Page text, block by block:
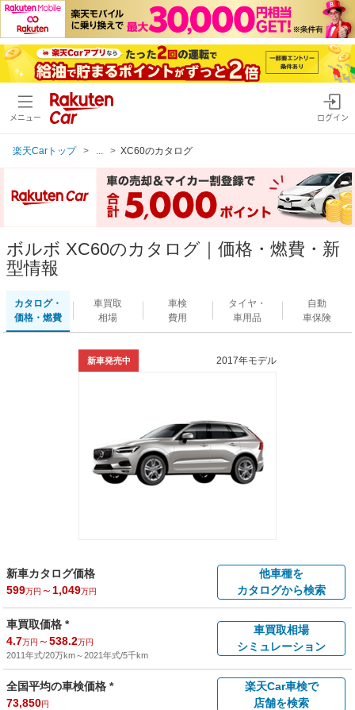
メニュー ログイン
楽天Carトップ XC60のカタログ
ボルボ XC60のカタログ｜価格・燃費・新
型情報
カタログ・
価格・燃費
車買取
相場
車検
費用
タイヤ・
車用品
自動
車保険
新車発売中 2017年モデル
新車カタログ価格
599万円 ～ 1,049万円
他車種を
カタログから検索
車買取価格 *
4.7万円 ～538.2万円
2011年式/20万km～2021年式/5千km
車買取相場
シミュレーション
全国平均の車検価格 *
73,850円
楽天Car車検で
店舗を検索